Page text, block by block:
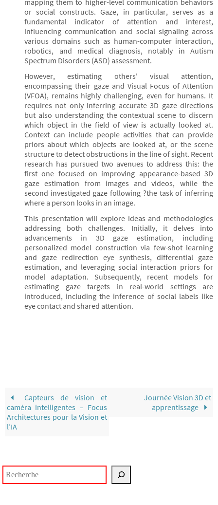
mapping them to higher-level communication behaviors
or social constructs. Gaze, in particular, serves as a
fundamental indicator of attention and interest,
influencing communication and social signaling across
various domains such as human-computer interaction,
robotics, and medical diagnosis, notably in Autism
Spectrum Disorders (ASD) assessment.
However, estimating others' visual attention,
encompassing their gaze and Visual Focus of Attention
(VFOA), remains highly challenging, even for humans. It
requires not only inferring accurate 3D gaze directions
but also understanding the contextual scene to discern
which object in the field of view is actually looked at.
Context can include people activities that can provide
priors about which objects are looked at, or the scene
structure to detect obstructions in the line of sight. Recent
research has pursued two avenues to address this: the
first one focused on improving appearance-based 3D
gaze estimation from images and videos, while the
second investigated gaze following ?the task of inferring
where a person looks in an image.
This presentation will explore ideas and methodologies
addressing both challenges. Initially, it delves into
advancements in 3D gaze estimation, including
personalized model construction via few-shot learning
and gaze redirection eye synthesis, differential gaze
estimation, and leveraging social interaction priors for
model adaptation. Subsequently, recent models for
estimating gaze targets in real-world settings are
introduced, including the inference of social labels like
eye contact and shared attention.
Capteurs de vision et
caméra intelligentes – Focus
Architectures pour la Vision et
l’IA
Journée Vision 3D et
apprentissage